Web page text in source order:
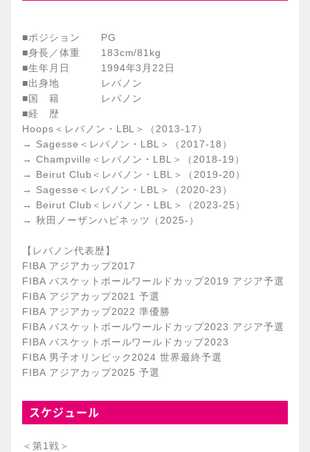
■ポジション PG
■身長／体重 183cm/81kg
■生年月日 1994年3月22日
■出身地 レバノン
■国 籍 レバノン
■経 歴
Hoops＜レバノン・LBL＞（2013-17）
→ Sagesse＜レバノン・LBL＞（2017-18）
→ Champville＜レバノン・LBL＞（2018-19）
→ Beirut Club＜レバノン・LBL＞（2019-20）
→ Sagesse＜レバノン・LBL＞（2020-23）
→ Beirut Club＜レバノン・LBL＞（2023-25）
→ 秋田ノーザンハピネッツ（2025-）
【レバノン代表歴】
FIBA アジアカップ2017
FIBA バスケットボールワールドカップ2019 アジア予選
FIBA アジアカップ2021 予選
FIBA アジアカップ2022 準優勝
FIBA バスケットボールワールドカップ2023 アジア予選
FIBA バスケットボールワールドカップ2023
FIBA 男子オリンピック2024 世界最終予選
FIBA アジアカップ2025 予選
スケジュール
＜第1戦＞